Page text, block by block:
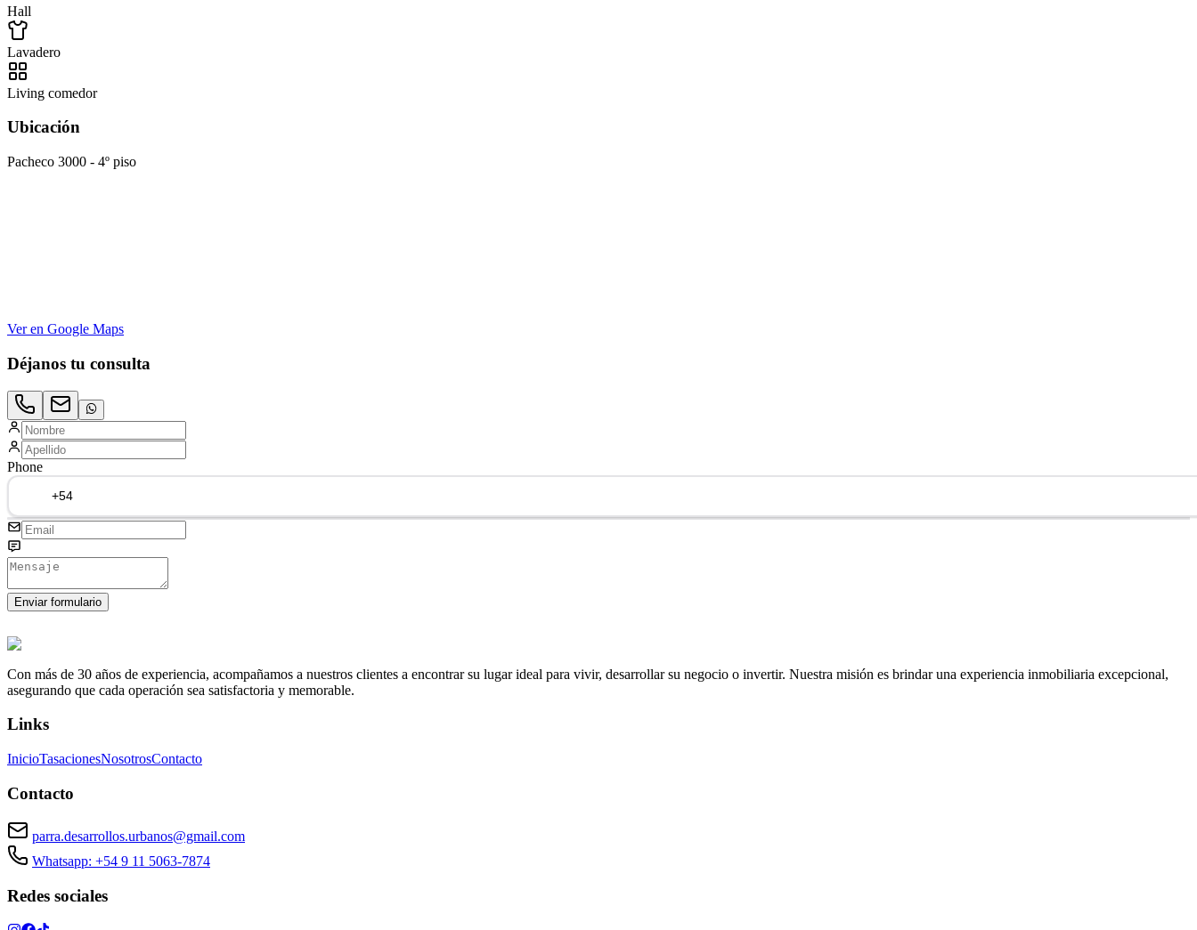
Hall
Lavadero
Living comedor
Ubicación
Pacheco 3000 - 4º piso
Ver en Google Maps
Déjanos tu consulta
Phone
Enviar formulario
Con más de 30 años de experiencia, acompañamos a nuestros clientes a encontrar su lugar ideal para vivir, desarrollar su negocio o invertir. Nuestra misión es brindar una experiencia inmobiliaria excepcional,
asegurando que cada operación sea satisfactoria y memorable.
Links
InicioTasacionesNosotrosContacto
Contacto
parra.desarrollos.urbanos@gmail.com
Whatsapp: +54 9 11 5063-7874
Redes sociales